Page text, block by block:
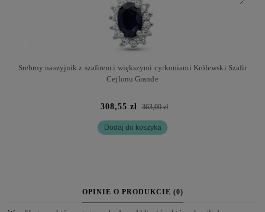
Srebrny naszyjnik z szafirem i większymi cyrkoniami Królewski Szafir
Cejlonu Grande
308,55 zł 363,00 zł
Dodaj do koszyka
OPINIE O PRODUKCIE (0)